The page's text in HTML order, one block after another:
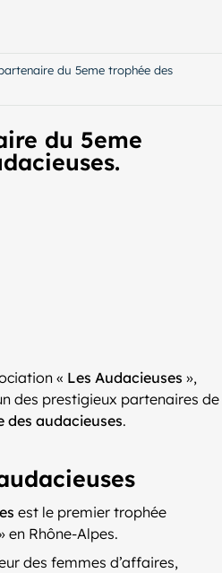
principal
du 5eme trophée des
du 5eme
« Les Audacieuses »,
des prestigieux partenaires de
des audacieuses.
est le premier trophée
en Rhône-Alpes.
des femmes d’affaires,